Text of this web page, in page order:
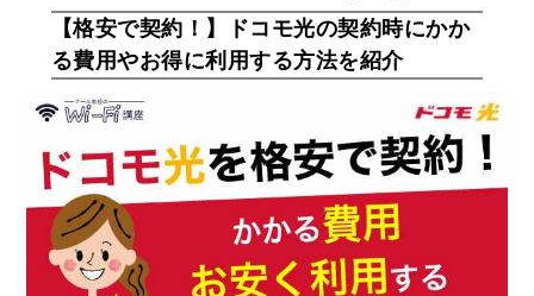
【格安で契約！】ドコモ光の契約時にかか
る費用やお得に利用する方法を紹介